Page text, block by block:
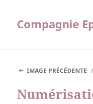
Compagnie
IMAGE PRÉCÉDENTE